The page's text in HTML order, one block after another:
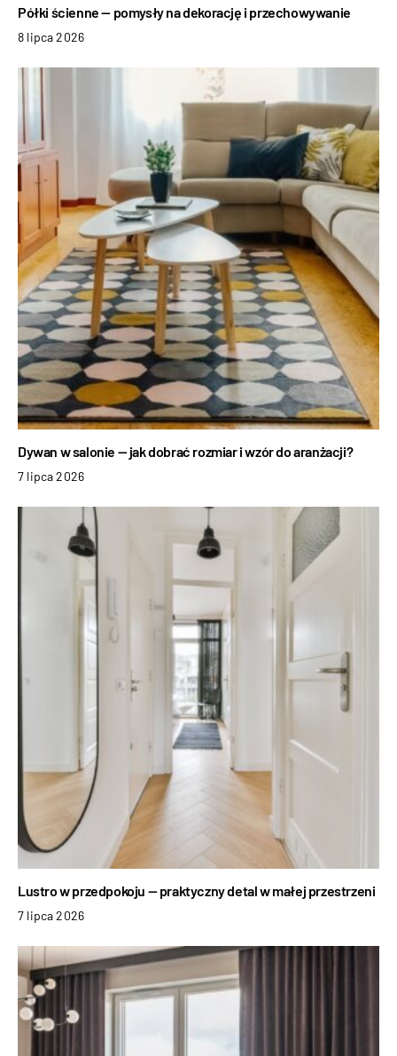
Półki ścienne — pomysły na dekorację i przechowywanie
8 lipca 2026
Dywan w salonie — jak dobrać rozmiar i wzór do aranżacji?
7 lipca 2026
Lustro w przedpokoju — praktyczny detal w małej przestrzeni
7 lipca 2026